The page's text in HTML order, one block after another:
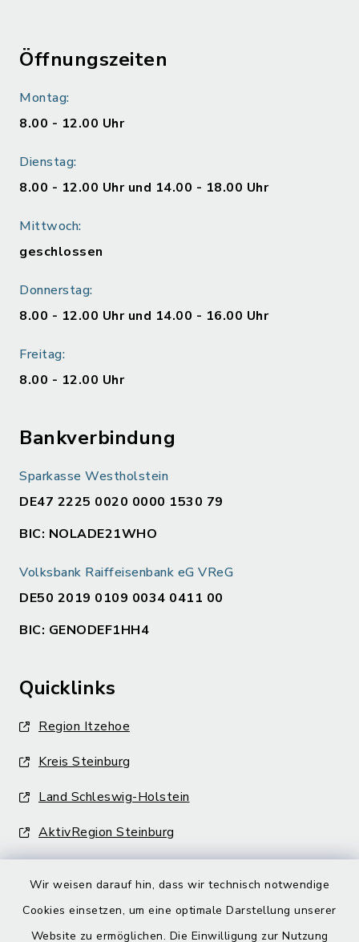
Wir weisen darauf hin, dass wir technisch notwendige
Cookies einsetzen, um eine optimale Darstellung unserer
Website zu ermöglichen. Die Einwilligung zur Nutzung
Öffnungszeiten
Montag:
8.00 - 12.00 Uhr
Dienstag:
8.00 - 12.00 Uhr und 14.00 - 18.00 Uhr
Mittwoch:
geschlossen
Donnerstag:
8.00 - 12.00 Uhr und 14.00 - 16.00 Uhr
Freitag:
8.00 - 12.00 Uhr
Bankverbindung
Sparkasse Westholstein
DE47 2225 0020 0000 1530 79
BIC: NOLADE21WHO
Volksbank Raiffeisenbank eG VReG
DE50 2019 0109 0034 0411 00
BIC: GENODEF1HH4
Quicklinks
Region Itzehoe
Kreis Steinburg
Land Schleswig-Holstein
AktivRegion Steinburg